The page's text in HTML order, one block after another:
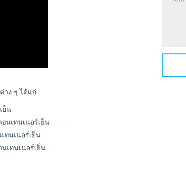
าง ๆ ได้แก่
ย็น
นเทนเนอร์เย็น
ทนเนอร์เย็น
เทนเนอร์เย็น